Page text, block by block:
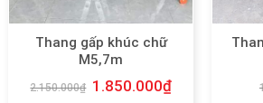
Thang gấp khúc chữ
M5,7m
2.150.000₫ 1.850.000₫